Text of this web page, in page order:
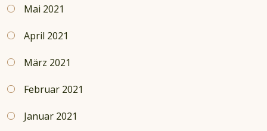
Mai 2021
April 2021
März 2021
Februar 2021
Januar 2021